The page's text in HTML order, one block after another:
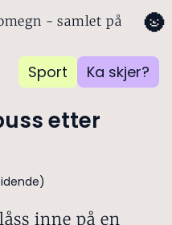
- samlet på
Sport Ka skjer?
🌚
etter
inne på en